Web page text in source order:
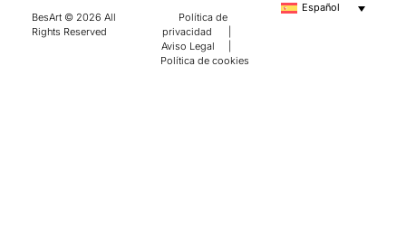
BesArt © 2026 All
Rights Reserved
Política de
privacidad
Aviso Legal
Política de cookies
Español